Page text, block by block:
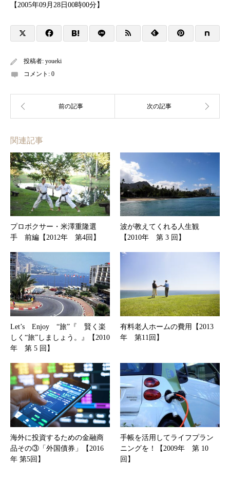
【2005年09月28日00時00分】
投稿者: youeki
コメント: 0
関連記事
プロボクサー・米澤重隆選
手 前編【2012年 第4回】
波が教えてくれる人生観
【2010年 第 3 回】
Let’s Enjoy “旅”『 賢く楽
しく“旅”しましょう。』【2010
年 第 5 回】
有料老人ホームの費用【2013
年 第11回】
海外に投資するための金融商
品その③「外国債券」【2016
年 第5回】
手帳を活用してライフプラン
ニングを！【2009年 第 10
回】